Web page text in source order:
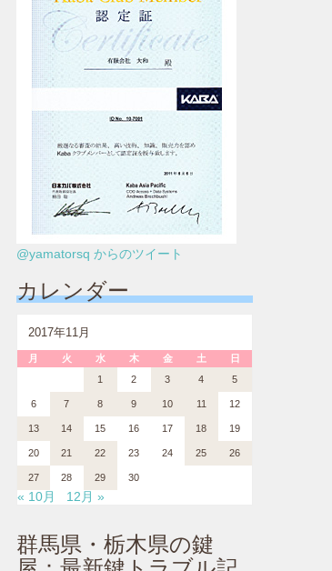
@yamatorsq からのツイート
カレンダー
2017年11月
月 火 水 木 金 土
日
1
2 3 4 5
6 7 8 9 10 11 12
13 14 15 16 17 18 19
20 21 22 23 24 25 26
27 28 29 30
« 10月 12月 »
群馬県・栃木県の鍵